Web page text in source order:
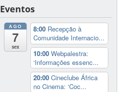
Eventos
AGO
7
sex
8:00 Recepção à
Comunidade Internacio...
10:00Webpalestra:
‘Informações essenc...
20:00Cineclube África
no Cinema: ‘Coc...